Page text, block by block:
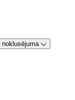
noklusējuma